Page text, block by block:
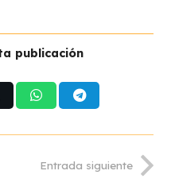
publicación
Entrada siguiente